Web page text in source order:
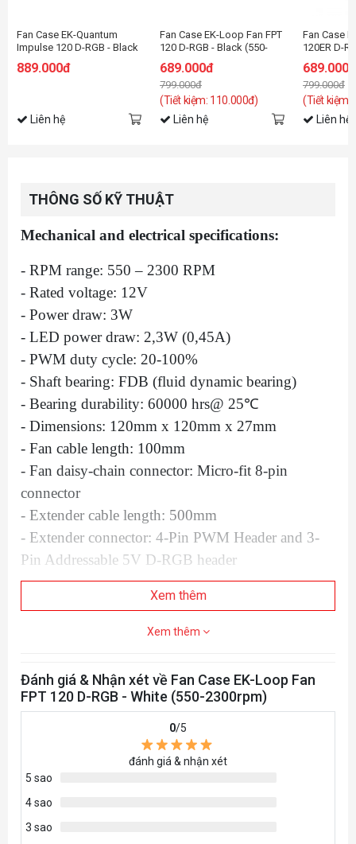
Fan Case EK-Quantum
Impulse 120 D-RGB - Black
889.000đ
Liên hệ
Fan Case EK-Loop Fan FPT
120 D-RGB - Black (550-
689.000đ
799.000đ
(Tiết kiệm: 110.000đ)
Liên hệ
Fan Case
120ER D-
689.000đ
799.000đ
(Tiết kiệm:
Liên hệ
THÔNG SỐ KỸ THUẬT
Mechanical and electrical specifications:
- RPM range: 550 – 2300 RPM
- Rated voltage: 12V
- Power draw: 3W
- LED power draw: 2,3W (0,45A)
- PWM duty cycle: 20-100%
- Shaft bearing: FDB (fluid dynamic bearing)
- Bearing durability: 60000 hrs@ 25℃
- Dimensions: 120mm x 120mm x 27mm
- Fan cable length: 100mm
- Fan daisy-chain connector: Micro-fit 8-pin
connector
- Extender cable length: 500mm
- Extender connector: 4-Pin PWM Header and 3-
Pin Addressable 5V D-RGB header
Performance characteristics:
- Max Air Flow: 77,00 CFM = 130,82 m³/h
- Noise Level: 36,00 dBA (max. RPM)
Enclosed:
- 1x EK-Loop Fan FPT 120
- 1x Cable extender (PWM+RGB)
- 4x Self-tapping case screws
Designed and engineered by EK Water Blocks
in Slovenia - Europe
Xem thêm
Xem thêm
Đánh giá & Nhận xét về Fan Case EK-Loop Fan
FPT 120 D-RGB - White (550-2300rpm)
0/5
đánh giá & nhận xét
5 sao
4 sao
3 sao